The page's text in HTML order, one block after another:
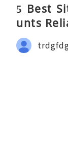
5 Best
unts